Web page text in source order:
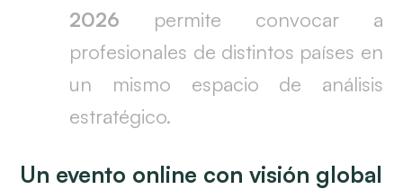
2026 permite convocar a
profesionales de distintos países en
un mismo espacio de análisis
estratégico.
Un evento online con visión global